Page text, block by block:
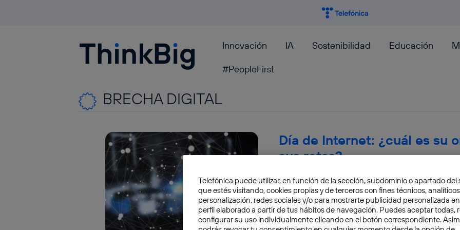
Blogthinkbig.com Innovación IA Sostenibilidad Educación
#PeopleFirst
BRECHA DIGITAL
Día de Internet: ¿cuál es su
sus retos?
Como cada 17 de mayo, hoy celebramos el
remontan a más de treinta años atrás. ¿Cómo
Elena Díaz
Telefónica puede utilizar, en función de la sección, subdominio o apartado del
que estés visitando, cookies propias y de terceros con fines técnicos,
personalización, redes sociales y/o para mostrarte publicidad personalizada
perfil elaborado a partir de tus hábitos de navegación. Puedes aceptar todas,
configurar su uso individualmente clicando en el botón correspondiente.